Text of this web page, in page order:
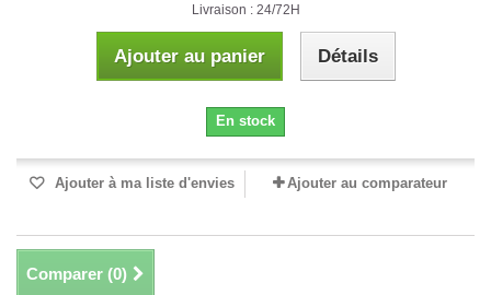
Livraison : 24/72H
Ajouter au panier Détails
En stock
Ajouter à ma liste d'envies Ajouter au comparateur
Comparer (0)